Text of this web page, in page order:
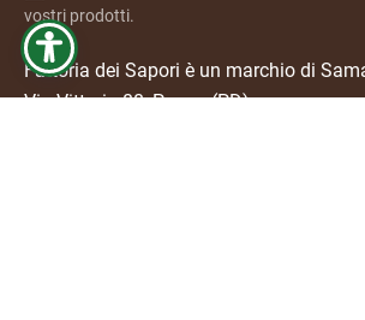
vostri prodotti.
Fattoria dei Sapori è un marchio di
Via Vittorio 88, Ponso (PD)